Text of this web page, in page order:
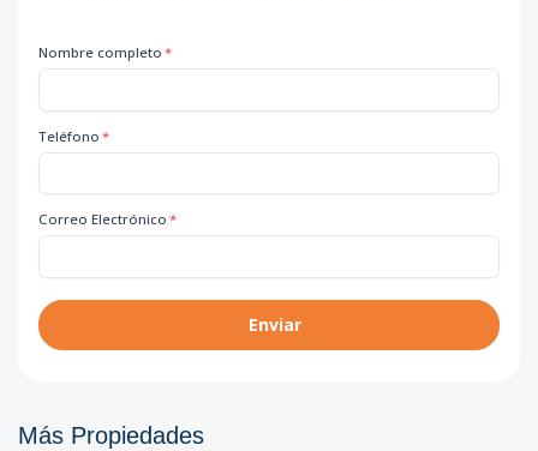
Nombre completo *
Teléfono *
Correo Electrónico *
Enviar
Más Propiedades